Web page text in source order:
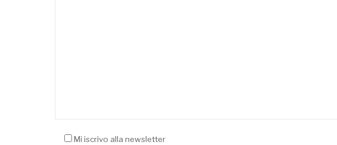
Mi iscrivo alla newsletter